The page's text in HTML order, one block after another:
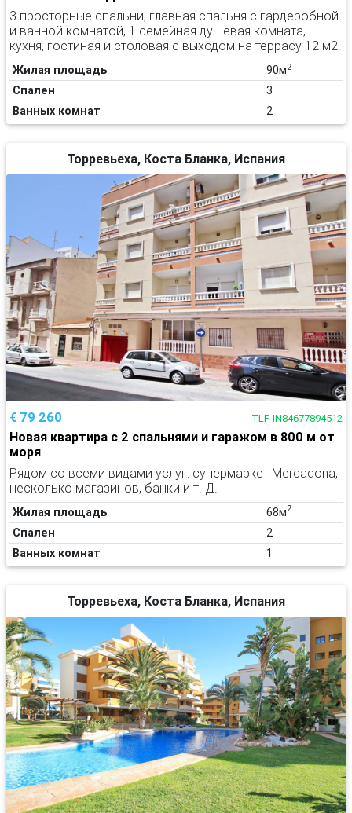
3 просторные спальни, главная спальня с гардеробной
и ванной комнатой, 1 семейная душевая комната,
кухня, гостиная и столовая с выходом на террасу 12 м2.
Жилая площадь 90м2
Спален
3
Ванных комнат
2
Торревьеха, Коста Бланка, Испания
€ 79 260 TLF-IN84677894512
Новая квартира с 2 спальнями и гаражом в 800 м от
моря
Рядом со всеми видами услуг: супермаркет Mercadona,
несколько магазинов, банки и т. Д.
Жилая площадь 68м2
Спален
2
Ванных комнат
1
Торревьеха, Коста Бланка, Испания